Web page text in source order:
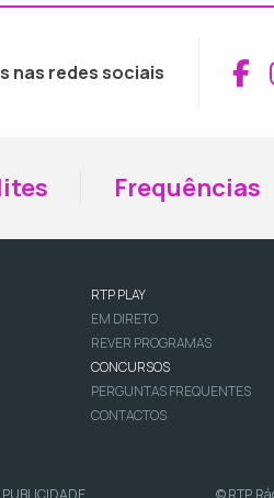
nas redes sociais
Frequências
RTP PLAY
EM DIRETO
REVER PROGRAMAS
CONCURSOS
PERGUNTAS FREQUENTES
CONTACTOS